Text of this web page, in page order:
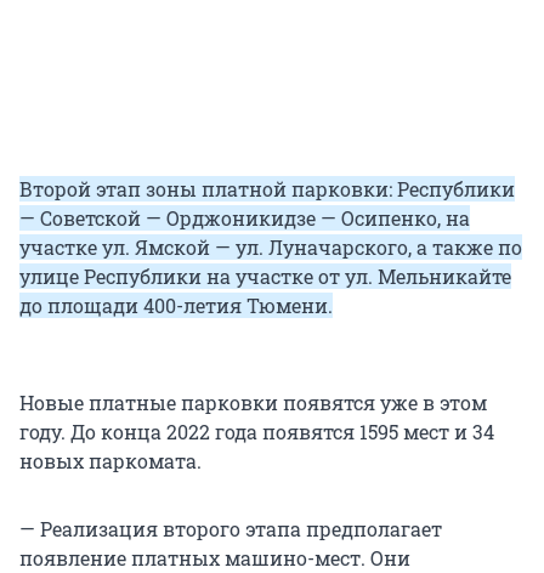
Второй этап зоны платной парковки: Республики
— Советской — Орджоникидзе — Осипенко, на
участке ул. Ямской — ул. Луначарского, а также по
улице Республики на участке от ул. Мельникайте
до площади 400-летия Тюмени.
Новые платные парковки появятся уже в этом
году. До конца 2022 года появятся 1595 мест и 34
новых паркомата.
— Реализация второго этапа предполагает
появление платных машино-мест. Они